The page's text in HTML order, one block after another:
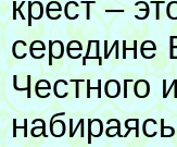
крест –
середине
Честного